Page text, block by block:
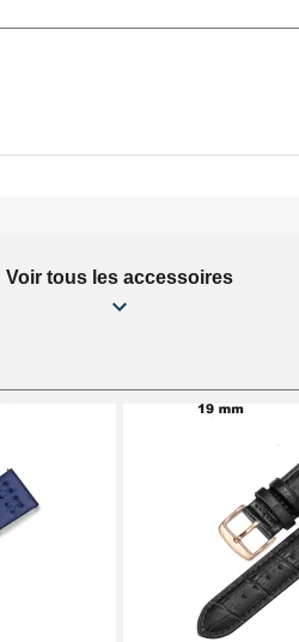
Voir tous les accessoires